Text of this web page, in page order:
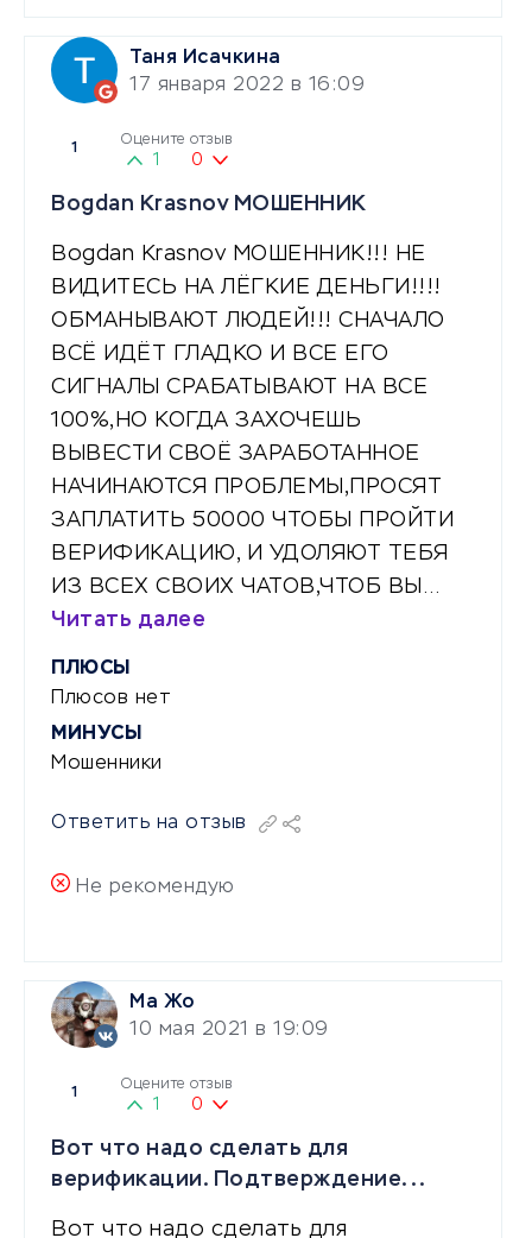
Таня Исачкина
17 января 2022 в 16:09
1
Оцените отзыв
1 0
Bogdan Krasnov МОШЕННИК
Bogdan Krasnov МОШЕННИК!!! НЕ
ВИДИТЕСЬ НА ЛЁГКИЕ ДЕНЬГИ!!!!
ОБМАНЫВАЮТ ЛЮДЕЙ!!! СНАЧАЛО
ВСЁ ИДЁТ ГЛАДКО И ВСЕ ЕГО
СИГНАЛЫ СРАБАТЫВАЮТ НА ВСЕ
100%,НО КОГДА ЗАХОЧЕШЬ
ВЫВЕСТИ СВОЁ ЗАРАБОТАННОЕ
НАЧИНАЮТСЯ ПРОБЛЕМЫ,ПРОСЯТ
ЗАПЛАТИТЬ 50000 ЧТОБЫ ПРОЙТИ
ВЕРИФИКАЦИЮ, И УДОЛЯЮТ ТЕБЯ
ИЗ ВСЕХ СВОИХ ЧАТОВ,ЧТОБ ВЫ…
Читать далее
ПЛЮСЫ
Плюсов нет
МИНУСЫ
Мошенники
Ответить на отзыв
Не рекомендую
Ма Жо
10 мая 2021 в 19:09
1
Оцените отзыв
1 0
Вот что надо сделать для
верификации. Подтверждение...
Вот что надо сделать для